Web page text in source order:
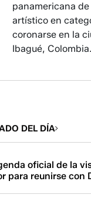
panamericana
artístico en
coronarse en la
Ibagué, Colombia.
DEL DÍA
oficial de la
para reunirse con